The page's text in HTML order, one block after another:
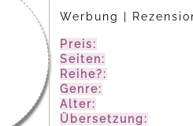
Werbung |
Preis:
Seiten:
Reihe?:
Genre:
Alter:
Übersetzung: